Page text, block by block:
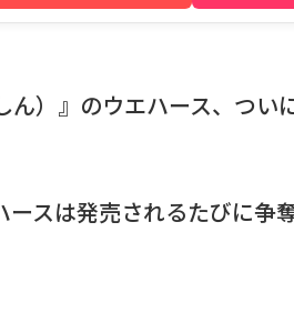
ん）』のウエハース、つい
ースは発売されるたびに争